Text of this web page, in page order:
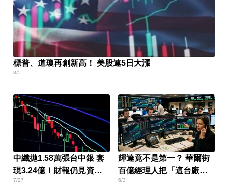
標普、道瓊再創新高！ 美股連5日大漲
8/5
中纖拋1.58萬張台中銀 套
現3.24億！財報仍見資金
缺口
7/27
輝達竟不是第一？ 華爾街
百億經理人把「這台廠」
悄悄買成最大持股
6/3